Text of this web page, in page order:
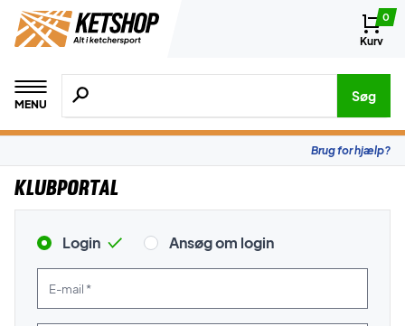
0
Kurv
MENU
Søg efter produkter, mærker etc.
Søg
Brug for hjælp?
Klubportal
Login Ansøg om login